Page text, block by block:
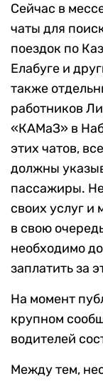
Сейчас в
чаты для
поездок по
Елабуге и
также
работников
«КАМаЗ» в
этих чатов,
должны
пассажиры.
своих услуг
в свою
необходимо
заплатить за
На момент
крупном
водителей
Между тем,